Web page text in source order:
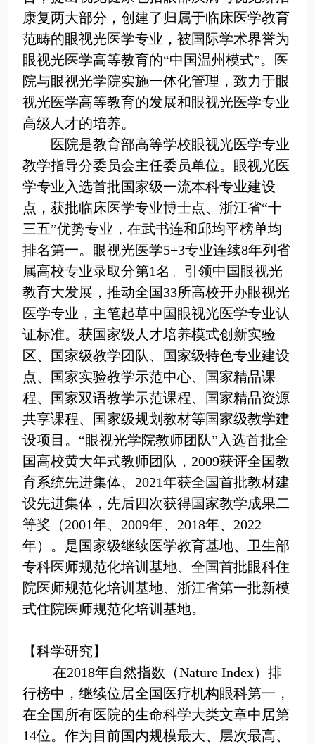
康复两大部分，创建了归属于临床医学教育
范畴的眼视光医学专业，被国际学术界誉为
眼视光医学高等教育的“中国温州模式”。医
院与眼视光学院实施一体化管理，致力于眼
视光医学高等教育的发展和眼视光医学专业
高级人才的培养。
医院是教育部高等学校眼视光医学专业
教学指导分委员会主任委员单位。眼视光医
学专业入选首批国家级一流本科专业建设
点，获批临床医学专业博士点、浙江省“十
三五”优势专业，在武书连和邱均平榜单均
排名第一。 眼视光医学5+3专业连续8年列省
属高校专业录取分第1名。引领中国眼视光
教育大发展，推动全国33所高校开办眼视光
医学专业，主笔起草中国眼视光医学专业认
证标准。 获国家级人才培养模式创新实验
区、国家级教学团队、国家级特色专业建设
点、国家实验教学示范中心、国家精品课
程、国家双语教学示范课程、国家精品资源
共享课程、国家级规划教材等国家级教学建
设项目。“眼视光学院教师团队”入选首批全
国高校黄大年式教师团队， 2009获评全国教
育系统先进集体、 2021年获全国首批教材建
设先进集体， 先后四次获得国家教学成果二
等奖（2001年、 2009年、 2018年、2022
年）。是国家级继续医学教育基地、卫生部
专科医师规范化培训基地、全国首批眼科住
院医师规范化培训基地、浙江省第一批新模
式住院医师规范化培训基地。
【科学研究】
在2018年自然指数（Nature Index）排
行榜中，继续位居全国医疗机构眼科第一，
在全国所有医院的生命科学大类文章中居第
14位。作为目前国内规模最大、层次最高、